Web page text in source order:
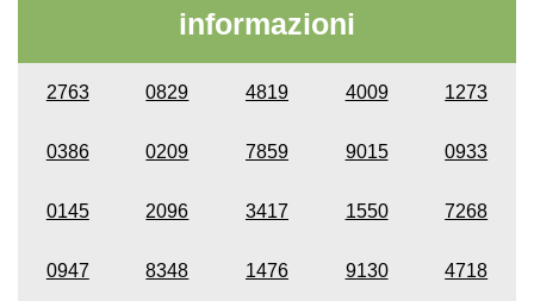
informazioni
2763 0829 4819 4009 1273
0386 0209 7859 9015 0933
0145 2096 3417 1550 7268
0947 8348 1476 9130 4718